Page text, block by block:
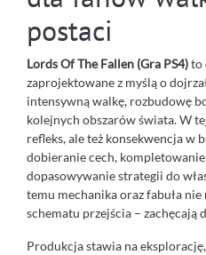
postaci
Lords Of The Fallen (Gra PS4)to
zaprojektowane z myślą o
intensywną walkę, rozbudowę
kolejnych obszarów świata. W
refleks, ale też konsekwencja w
dobieranie cech,
dopasowywanie strategii do
temu mechanika oraz fabuła
schematu przejścia – zachęcają
Produkcja stawia na